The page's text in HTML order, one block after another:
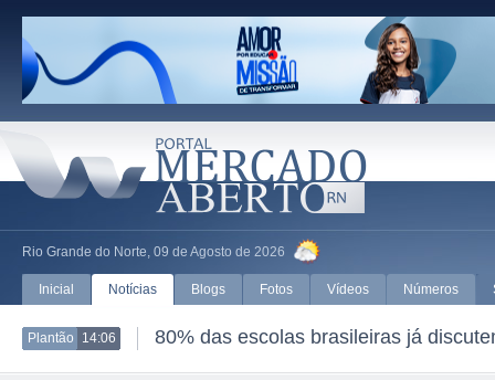
Rio Grande do Norte, 09 de Agosto de 2026
Inicial Notícias Blogs Fotos Vídeos Números
Plantão 14:06 80% das escolas brasileiras já